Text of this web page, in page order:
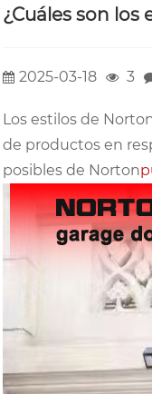
¿Cuáles son los
2025-03-18 3
Los estilos de
de productos en
posibles de Norton